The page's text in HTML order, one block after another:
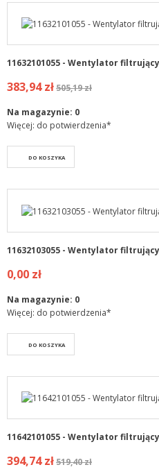
11632101055 - Wentylator filtrujący
383,94 zł505,19 zł
Na magazynie: 0
Więcej: do potwierdzenia*
DO KOSZYKA
11632103055 - Wentylator filtrujący
0,00 zł
Na magazynie: 0
Więcej: do potwierdzenia*
DO KOSZYKA
11642101055 - Wentylator filtrujący
394,74 zł519,40 zł